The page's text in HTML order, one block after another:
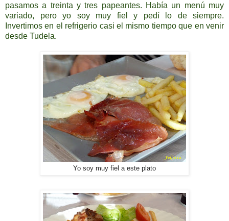
pasamos a treinta y tres papeantes. Había un menú muy
variado, pero yo soy muy fiel y pedí lo de siempre.
Invertimos en el refrigerio casi el mismo tiempo que en venir
desde Tudela.
Yo soy muy fiel a este plato